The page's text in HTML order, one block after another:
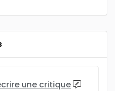
une critique